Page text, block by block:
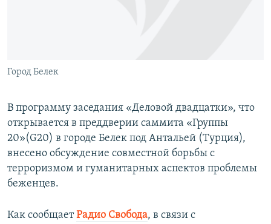
УКРАИНСКАЯ ПРОБЛЕМА КРЫМА
Город Белек
В программу заседания «Деловой двадцатки», что
открывается в преддверии саммита «Группы
20»(G20) в городе Белек под Антальей (Турция),
внесено обсуждение совместной борьбы с
терроризмом и гуманитарных аспектов проблемы
беженцев.
Как сообщаетРадио Свобода, в связи с